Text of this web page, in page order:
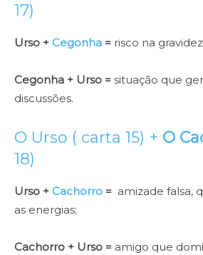
17)
Urso + Cegonha = risco na
Cegonha + Urso = situação que
discussões.
O Urso ( carta 15) + O
18)
Urso + Cachorro = amizade falsa,
as energias;
Cachorro + Urso = amigo que